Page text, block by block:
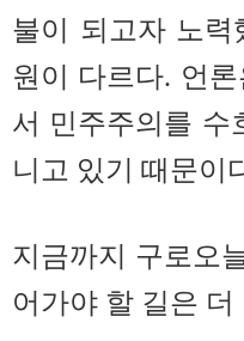
불이 되고자 노
원이 다르다. 언
서 민주주의를 수
니고 있기 때문이
지금까지 구로오
어가야 할 길은 더